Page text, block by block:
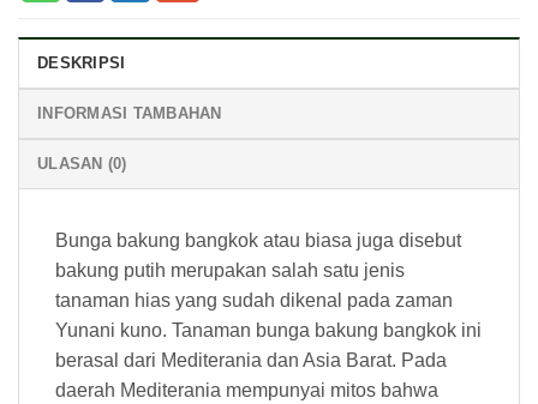
DESKRIPSI
INFORMASI TAMBAHAN
ULASAN (0)
Bunga bakung bangkok atau biasa juga disebut
bakung putih merupakan salah satu jenis
tanaman hias yang sudah dikenal pada zaman
Yunani kuno. Tanaman bunga bakung bangkok ini
berasal dari Mediterania dan Asia Barat. Pada
daerah Mediterania mempunyai mitos bahwa